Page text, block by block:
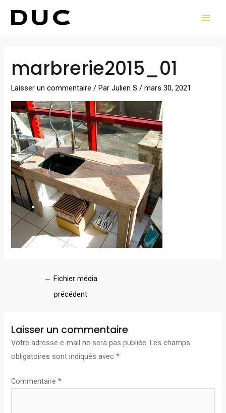
marbrerie2015_01
Laisser un commentaire / ParJulien S/mars 30, 2021
des
← Fichier média
précédent
Laisser un commentaire
Votre adresse e-mail ne sera pas publiée. Les champs
obligatoires sont indiqués avec*
Commentaire*